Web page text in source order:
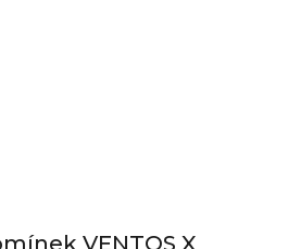
VENTOS X